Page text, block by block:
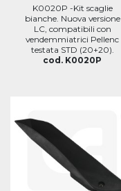
K0020P -Kit scaglie
bianche. Nuova versione
LC, compatibili con
vendemmiatrici Pellenc
testata STD (20+20).
cod. K0020P